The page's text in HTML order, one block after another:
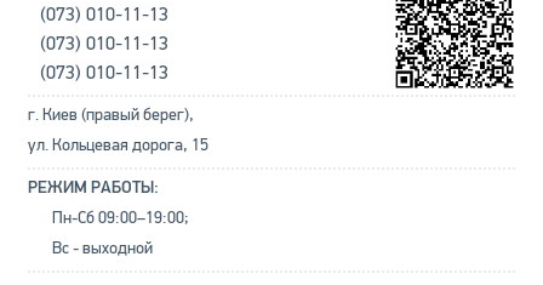
(073) 010-11-13
(073) 010-11-13
(073) 010-11-13
г. Киев (правый берег),
ул. Кольцевая дорога, 15
РЕЖИМ РАБОТЫ:
Пн-Сб 09:00–19:00;
Вс - выходной